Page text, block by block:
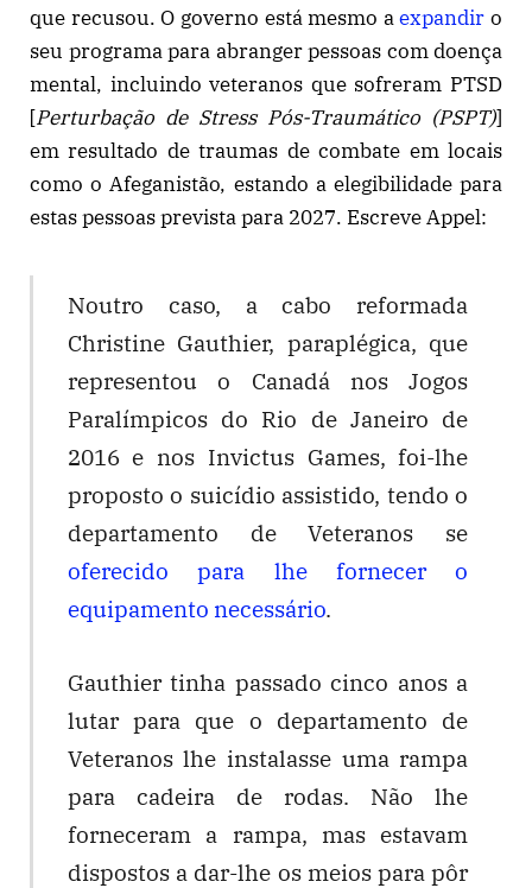
que recusou. O governo está mesmo aexpandir o
seu programa para abranger pessoas com doença
mental, incluindo veteranos que sofreram PTSD
[Perturbação de Stress Pós-Traumático (PSPT)]
em resultado de traumas de combate em locais
como o Afeganistão, estando a elegibilidade para
estas pessoas prevista para 2027. Escreve Appel:
Noutro caso, a cabo reformada
Christine Gauthier, paraplégica, que
representou o Canadá nos Jogos
Paralímpicos do Rio de Janeiro de
2016 e nos Invictus Games, foi-lhe
proposto o suicídio assistido, tendo o
departamento de Veteranos se
oferecido para lhe fornecer o
equipamento necessário.
Gauthier tinha passado cinco anos a
lutar para que o departamento de
Veteranos lhe instalasse uma rampa
para cadeira de rodas. Não lhe
forneceram a rampa, mas estavam
dispostos a dar-lhe os meios para pôr